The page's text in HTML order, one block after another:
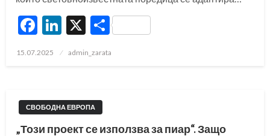
Facebook
LinkedIn
X Share
Posted
15.07.2025 admin_zarata
СВОБОДНА ЕВРОПА
„Този проект се използва за пиар“. Защо